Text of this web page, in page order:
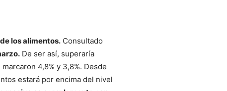
los alimentos. Consultado
De ser así, superaría
4,8% y 3,8%. Desde
estará por encima del nivel